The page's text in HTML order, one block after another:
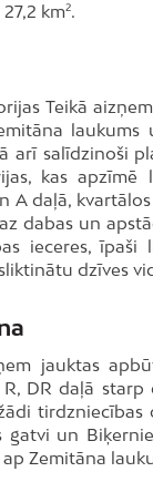
km².
Teikā
arī salīdzinoši
kas
A daļā,
dabas un
ieceres,
dzīves
jauktas
DR daļā
gatvi un
Zemitāna